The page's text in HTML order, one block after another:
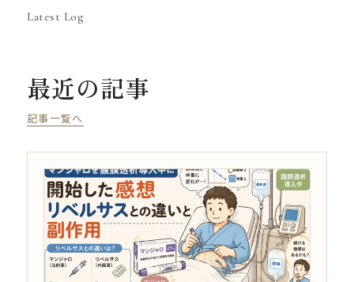
Latest Log
最近の記事
記事一覧へ